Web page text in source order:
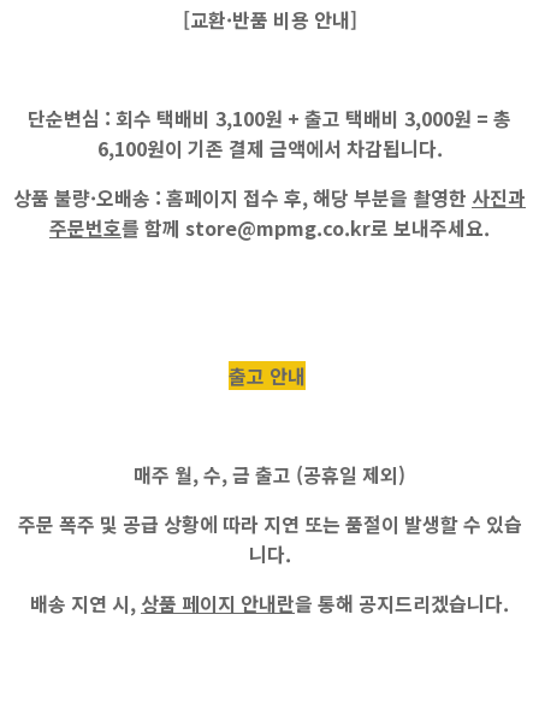
[교환·반품 비용 안내]
단순변심 : 회수 택배비 3,100원 + 출고 택배비 3,000원 = 총
6,100원이 기존 결제 금액에서 차감됩니다.
상품 불량·오배송 : 홈페이지 접수 후, 해당 부분을 촬영한 사진과
주문번호를 함께 store@mpmg.co.kr로 보내주세요.
출고 안내
매주 월, 수, 금 출고 (공휴일 제외)
주문 폭주 및 공급 상황에 따라 지연 또는 품절이 발생할 수 있습
니다.
배송 지연 시, 상품 페이지 안내란을 통해 공지드리겠습니다.